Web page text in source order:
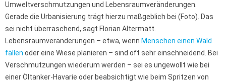
Umweltverschmutzungen und Lebensraumveränderungen.
Gerade die Urbanisierung trägt hierzu maßgeblich bei (Foto). Das
sei nicht überraschend, sagt Florian Altermatt.
Lebensraumveränderungen – etwa, wenn Menschen einen Wald
fällen oder eine Wiese planieren – sind oft sehr einschneidend. Bei
Verschmutzungen wiederum werden – sei es ungewollt wie bei
einer Öltanker-Havarie oder beabsichtigt wie beim Spritzen von